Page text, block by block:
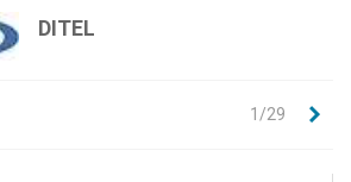
DITEL
1/29